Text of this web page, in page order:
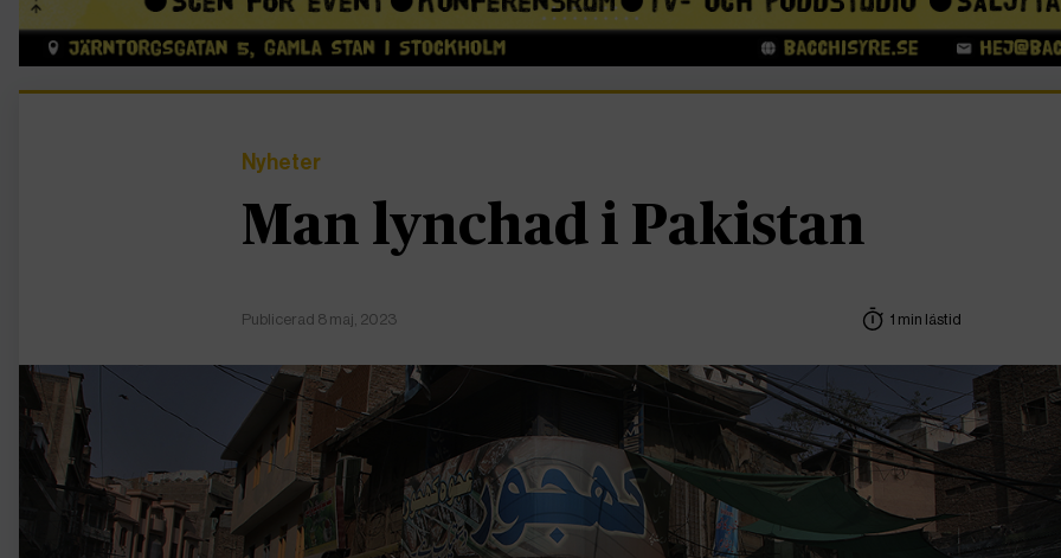
Nyheter
Man lynchad i Pakistan
Publicerad 8 maj, 2023 1 min lästid